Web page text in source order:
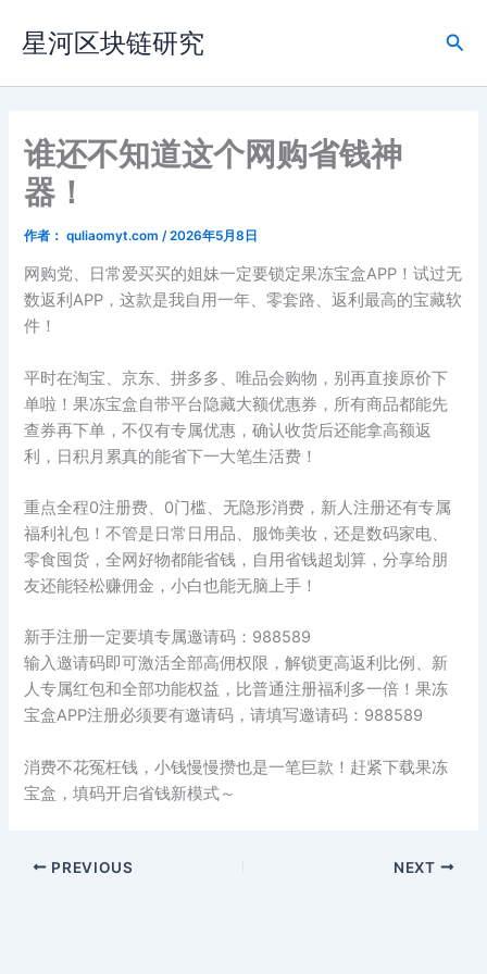
容
星河区块链研究
搜
谁还不知道这个网购省钱神
器！
作者： quliaomyt.com /2026年5月8日
网购党、日常爱买买的姐妹一定要锁定果冻宝盒APP！试过无
数返利APP，这款是我自用一年、零套路、返利最高的宝藏软
件！
平时在淘宝、京东、拼多多、唯品会购物，别再直接原价下
单啦！果冻宝盒自带平台隐藏大额优惠券，所有商品都能先
查券再下单，不仅有专属优惠，确认收货后还能拿高额返
利，日积月累真的能省下一大笔生活费！
重点全程0注册费、0门槛、无隐形消费，新人注册还有专属
福利礼包！不管是日常日用品、服饰美妆，还是数码家电、
零食囤货，全网好物都能省钱，自用省钱超划算，分享给朋
友还能轻松赚佣金，小白也能无脑上手！
新手注册一定要填专属邀请码：988589
输入邀请码即可激活全部高佣权限，解锁更高返利比例、新
人专属红包和全部功能权益，比普通注册福利多一倍！果冻
宝盒APP注册必须要有邀请码，请填写邀请码：988589
消费不花冤枉钱，小钱慢慢攒也是一笔巨款！赶紧下载果冻
宝盒，填码开启省钱新模式～
PREVIOUS NEXT